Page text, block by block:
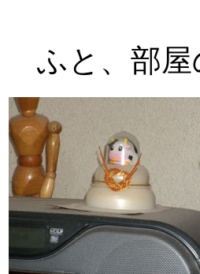
ふと、部